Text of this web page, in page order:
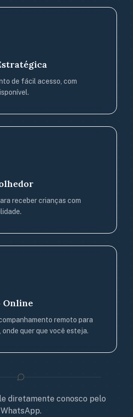
de fácil acesso, com
receber crianças com
Online
remoto para
onde quer que você esteja.
diretamente conosco pelo
WhatsApp.